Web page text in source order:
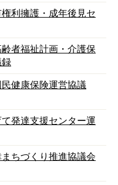
利擁護・成年後見セ
者福祉計画・介護保
健康保険運営協議
発達支援センター運
ちづくり推進協議会